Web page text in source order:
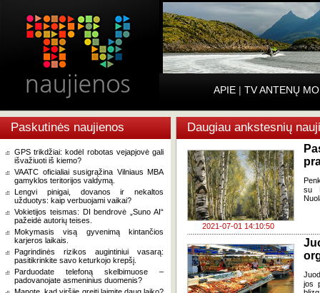
APIE | TV ANTENŲ
Paskutinės naujienos
GPS trikdžiai: kodėl robotas vejapjovė gali
išvažiuoti iš kiemo?
VAATC oficialiai susigrąžina Vilniaus MBA
gamyklos teritorijos valdymą.
Lengvi pinigai, dovanos ir nekaltos
užduotys: kaip verbuojami vaikai?
Vokietijos teismas: DI bendrovė „Suno AI“
pažeidė autorių teises.
Mokymasis visą gyvenimą kintančios
karjeros laikais.
Pagrindinės rizikos augintiniui vasarą:
pasitikrinkite savo keturkojo krepšį.
Parduodate telefoną skelbimuose –
padovanojate asmeninius duomenis?
Daugiau ankstesnių
2021-07-01 14:10:50
su
jos